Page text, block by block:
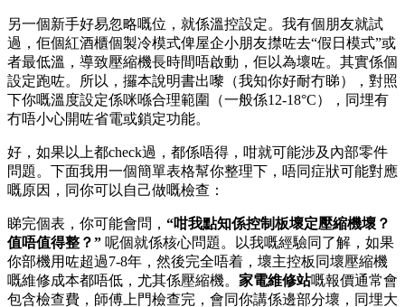
另一個新手好易忽略嘅位，就係溫控設定。我有個朋友就試
過，佢個紅酒櫃個製冷模式俾屋企小朋友㩒咗去“假日模式”或
者最低溫，導致壓縮機長時間唔啟動，佢以為壞咗。其實係個
設定跑咗。所以，攞本說明書出嚟（我知你好耐冇睇），對照
下你嘅溫度設定係咪喺合理範圍（一般係12-18°C），同埋有
冇唔小心開咗省電或鎖定功能。
好，如果以上都check過，都係唔得，咁就可能涉及內部零件
問題。下面我用一個簡單表格幫你整理下，唔同症狀可能對應
嘅原因，同你可以自己做嘅檢查：
睇完個表，你可能會問， “咁我點知係控制板壞定壓縮機壞？
值唔值得整？” 呢個就係核心問題。以我嘅經驗同了解，如果
你部機用咗超過7-8年，然後完全唔着，壞主控板同壞壓縮機
嘅維修成本都唔低，尤其係壓縮機。 家電維修站嘅報價通常會
包含檢查費，師傅上門檢查完，會同你講係邊部分壞，同埋大